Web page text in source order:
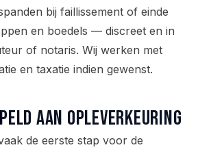
bij faillissement of einde
en boedels — discreet en in
of notaris. Wij werken met
en taxatie indien gewenst.
aan opleverkeuring
de eerste stap voor de